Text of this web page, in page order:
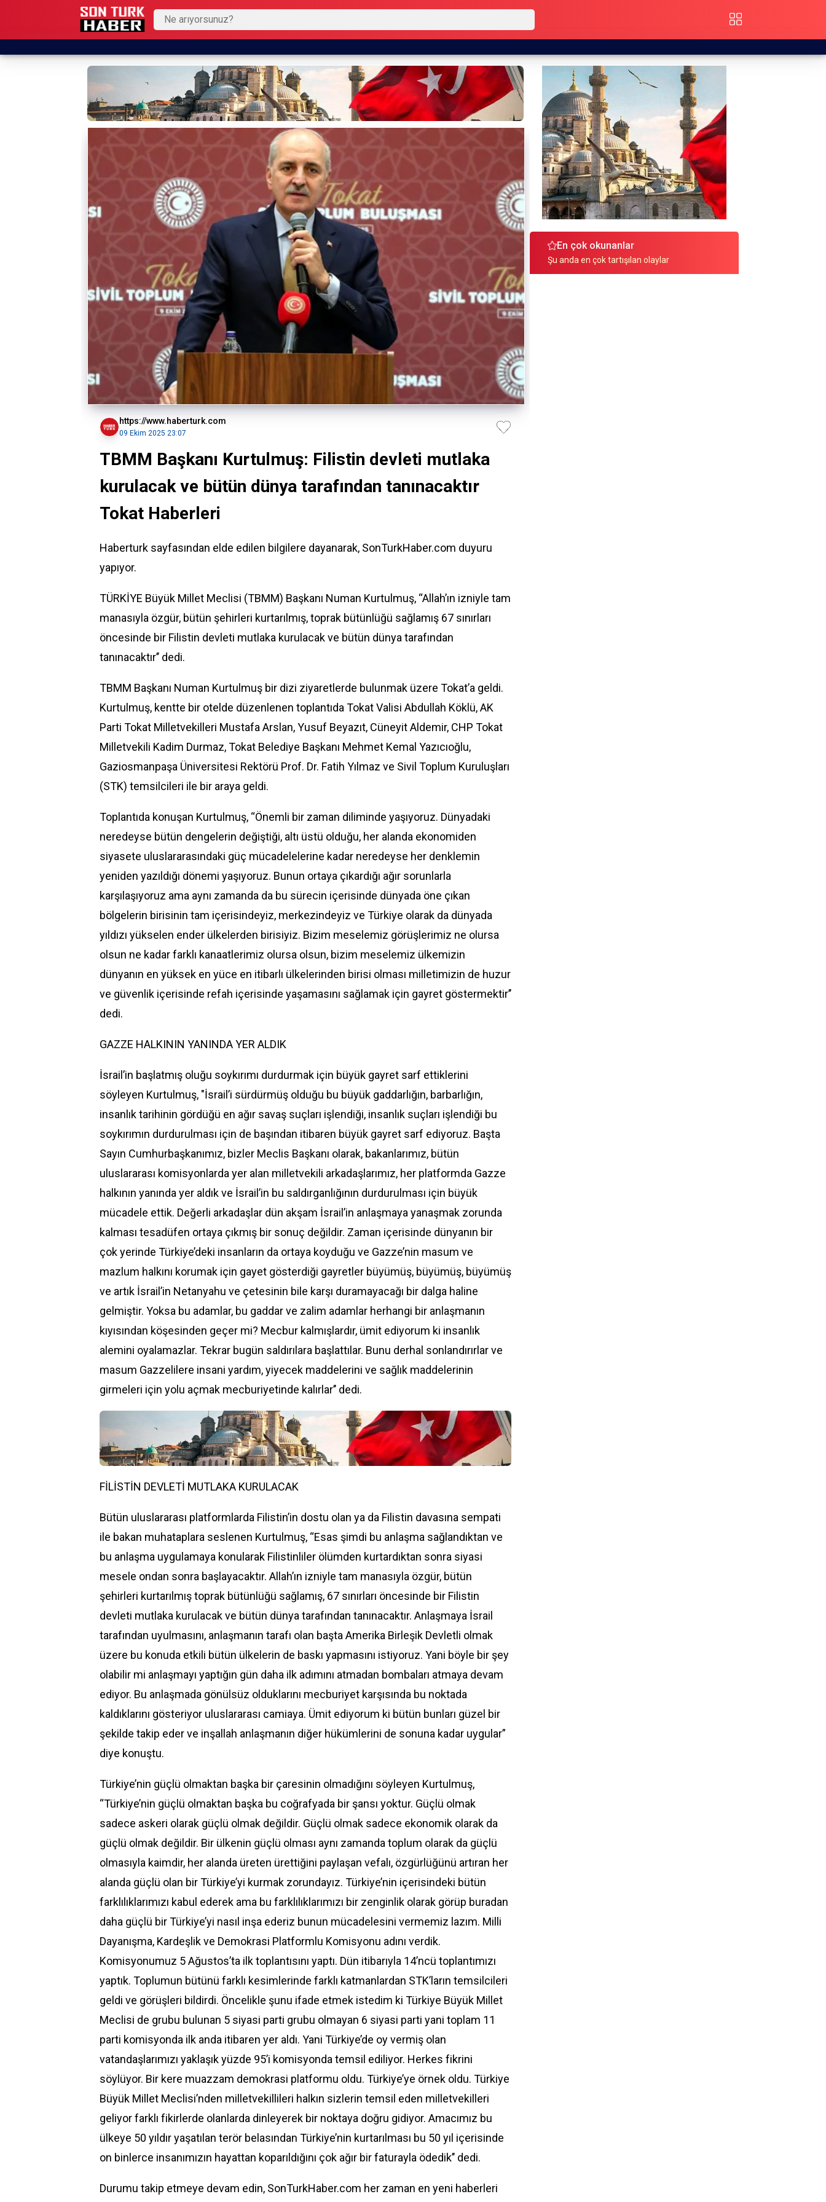
https://www.haberturk.com
09 Ekim 2025 23:07
TBMM Başkanı Kurtulmuş: Filistin devleti mutlaka
kurulacak ve bütün dünya tarafından tanınacaktır
Tokat Haberleri
Haberturk sayfasından elde edilen bilgilere dayanarak, SonTurkHaber.com duyuru
yapıyor.
TÜRKİYE Büyük Millet Meclisi (TBMM) Başkanı Numan Kurtulmuş, “Allah’ın izniyle tam
manasıyla özgür, bütün şehirleri kurtarılmış, toprak bütünlüğü sağlamış 67 sınırları
öncesinde bir Filistin devleti mutlaka kurulacak ve bütün dünya tarafından
tanınacaktır’’ dedi.
TBMM Başkanı Numan Kurtulmuş bir dizi ziyaretlerde bulunmak üzere Tokat’a geldi.
Kurtulmuş, kentte bir otelde düzenlenen toplantıda Tokat Valisi Abdullah Köklü, AK
Parti Tokat Milletvekilleri Mustafa Arslan, Yusuf Beyazıt, Cüneyit Aldemir, CHP Tokat
Milletvekili Kadim Durmaz, Tokat Belediye Başkanı Mehmet Kemal Yazıcıoğlu,
Gaziosmanpaşa Üniversitesi Rektörü Prof. Dr. Fatih Yılmaz ve Sivil Toplum Kuruluşları
(STK) temsilcileri ile bir araya geldi.
Toplantıda konuşan Kurtulmuş, “Önemli bir zaman diliminde yaşıyoruz. Dünyadaki
neredeyse bütün dengelerin değiştiği, altı üstü olduğu, her alanda ekonomiden
siyasete uluslararasındaki güç mücadelelerine kadar neredeyse her denklemin
yeniden yazıldığı dönemi yaşıyoruz. Bunun ortaya çıkardığı ağır sorunlarla
karşılaşıyoruz ama aynı zamanda da bu sürecin içerisinde dünyada öne çıkan
bölgelerin birisinin tam içerisindeyiz, merkezindeyiz ve Türkiye olarak da dünyada
yıldızı yükselen ender ülkelerden birisiyiz. Bizim meselemiz görüşlerimiz ne olursa
olsun ne kadar farklı kanaatlerimiz olursa olsun, bizim meselemiz ülkemizin
dünyanın en yüksek en yüce en itibarlı ülkelerinden birisi olması milletimizin de huzur
ve güvenlik içerisinde refah içerisinde yaşamasını sağlamak için gayret göstermektir’’
dedi.
GAZZE HALKININ YANINDA YER ALDIK
İsrail’in başlatmış oluğu soykırımı durdurmak için büyük gayret sarf ettiklerini
söyleyen Kurtulmuş, "İsrail’i sürdürmüş olduğu bu büyük gaddarlığın, barbarlığın,
insanlık tarihinin gördüğü en ağır savaş suçları işlendiği, insanlık suçları işlendiği bu
soykırımın durdurulması için de başından itibaren büyük gayret sarf ediyoruz. Başta
Sayın Cumhurbaşkanımız, bizler Meclis Başkanı olarak, bakanlarımız, bütün
uluslararası komisyonlarda yer alan milletvekili arkadaşlarımız, her platformda Gazze
halkının yanında yer aldık ve İsrail’in bu saldırganlığının durdurulması için büyük
mücadele ettik. Değerli arkadaşlar dün akşam İsrail’in anlaşmaya yanaşmak zorunda
kalması tesadüfen ortaya çıkmış bir sonuç değildir. Zaman içerisinde dünyanın bir
çok yerinde Türkiye’deki insanların da ortaya koyduğu ve Gazze’nin masum ve
mazlum halkını korumak için gayet gösterdiği gayretler büyümüş, büyümüş, büyümüş
ve artık İsrail’in Netanyahu ve çetesinin bile karşı duramayacağı bir dalga haline
gelmiştir. Yoksa bu adamlar, bu gaddar ve zalim adamlar herhangi bir anlaşmanın
kıyısından köşesinden geçer mi? Mecbur kalmışlardır, ümit ediyorum ki insanlık
alemini oyalamazlar. Tekrar bugün saldırılara başlattılar. Bunu derhal sonlandırırlar ve
masum Gazzelilere insani yardım, yiyecek maddelerini ve sağlık maddelerinin
girmeleri için yolu açmak mecburiyetinde kalırlar’’ dedi.
FİLİSTİN DEVLETİ MUTLAKA KURULACAK
Bütün uluslararası platformlarda Filistin’in dostu olan ya da Filistin davasına sempati
ile bakan muhataplara seslenen Kurtulmuş, “Esas şimdi bu anlaşma sağlandıktan ve
bu anlaşma uygulamaya konularak Filistinliler ölümden kurtardıktan sonra siyasi
mesele ondan sonra başlayacaktır. Allah’ın izniyle tam manasıyla özgür, bütün
şehirleri kurtarılmış toprak bütünlüğü sağlamış, 67 sınırları öncesinde bir Filistin
devleti mutlaka kurulacak ve bütün dünya tarafından tanınacaktır. Anlaşmaya İsrail
tarafından uyulmasını, anlaşmanın tarafı olan başta Amerika Birleşik Devletli olmak
üzere bu konuda etkili bütün ülkelerin de baskı yapmasını istiyoruz. Yani böyle bir şey
olabilir mi anlaşmayı yaptığın gün daha ilk adımını atmadan bombaları atmaya devam
ediyor. Bu anlaşmada gönülsüz olduklarını mecburiyet karşısında bu noktada
kaldıklarını gösteriyor uluslararası camiaya. Ümit ediyorum ki bütün bunları güzel bir
şekilde takip eder ve inşallah anlaşmanın diğer hükümlerini de sonuna kadar uygular”
diye konuştu.
Türkiye’nin güçlü olmaktan başka bir çaresinin olmadığını söyleyen Kurtulmuş,
“Türkiye’nin güçlü olmaktan başka bu coğrafyada bir şansı yoktur. Güçlü olmak
sadece askeri olarak güçlü olmak değildir. Güçlü olmak sadece ekonomik olarak da
güçlü olmak değildir. Bir ülkenin güçlü olması aynı zamanda toplum olarak da güçlü
olmasıyla kaimdir, her alanda üreten ürettiğini paylaşan vefalı, özgürlüğünü artıran her
alanda güçlü olan bir Türkiye’yi kurmak zorundayız. Türkiye’nin içerisindeki bütün
farklılıklarımızı kabul ederek ama bu farklılıklarımızı bir zenginlik olarak görüp buradan
daha güçlü bir Türkiye’yi nasıl inşa ederiz bunun mücadelesini vermemiz lazım. Milli
Dayanışma, Kardeşlik ve Demokrasi Platformlu Komisyonu adını verdik.
Komisyonumuz 5 Ağustos’ta ilk toplantısını yaptı. Dün itibarıyla 14’ncü toplantımızı
yaptık. Toplumun bütünü farklı kesimlerinde farklı katmanlardan STK’ların temsilcileri
geldi ve görüşleri bildirdi. Öncelikle şunu ifade etmek istedim ki Türkiye Büyük Millet
Meclisi de grubu bulunan 5 siyasi parti grubu olmayan 6 siyasi parti yani toplam 11
parti komisyonda ilk anda itibaren yer aldı. Yani Türkiye’de oy vermiş olan
vatandaşlarımızı yaklaşık yüzde 95’i komisyonda temsil ediliyor. Herkes fikrini
söylüyor. Bir kere muazzam demokrasi platformu oldu. Türkiye’ye örnek oldu. Türkiye
Büyük Millet Meclisi’nden milletvekillileri halkın sizlerin temsil eden milletvekilleri
geliyor farklı fikirlerde olanlarda dinleyerek bir noktaya doğru gidiyor. Amacımız bu
ülkeye 50 yıldır yaşatılan terör belasından Türkiye’nin kurtarılması bu 50 yıl içerisinde
on binlerce insanımızın hayattan koparıldığını çok ağır bir faturayla ödedik’’ dedi.
Durumu takip etmeye devam edin, SonTurkHaber.com her zaman en yeni haberleri
En çok okunanlar
Şu anda en çok tartışılan olaylar